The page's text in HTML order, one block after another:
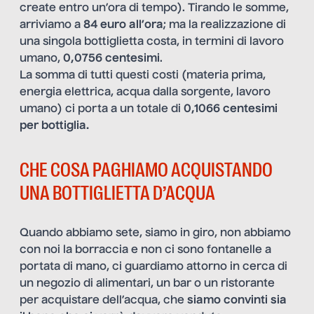
create entro un’ora di tempo). Tirando le somme,
arriviamo a 84 euro all’ora; ma la realizzazione di
una singola bottiglietta costa, in termini di lavoro
umano, 0,0756 centesimi.
La somma di tutti questi costi (materia prima,
energia elettrica, acqua dalla sorgente, lavoro
umano) ci porta a un totale di 0,1066 centesimi
per bottiglia.
CHE COSA PAGHIAMO ACQUISTANDO
UNA BOTTIGLIETTA D’ACQUA
Quando abbiamo sete, siamo in giro, non abbiamo
con noi la borraccia e non ci sono fontanelle a
portata di mano, ci guardiamo attorno in cerca di
un negozio di alimentari, un bar o un ristorante
per acquistare dell’acqua, che siamo convinti sia